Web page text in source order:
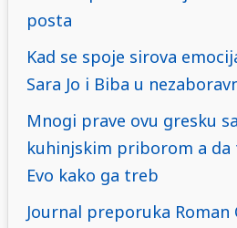
posta
Kad se spoje sirova
Sara Jo i Biba u
Mnogi prave ovu gresku
kuhinjskim priborom a da
Evo kako ga treb
Journal preporuka Roman